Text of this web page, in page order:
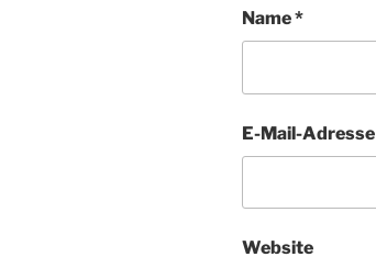
Name*
E-Mail-Adresse
Website